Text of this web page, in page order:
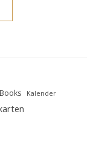
Kalender